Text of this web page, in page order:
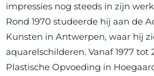
impressies nog steeds in zijn
Rond 1970 studeerde hij aan de
Kunsten in Antwerpen, waar hij
aquarelschilderen. Vanaf 1977 tot
Plastische Opvoeding in